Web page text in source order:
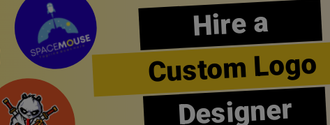
Hire a
Custom Logo
Designer